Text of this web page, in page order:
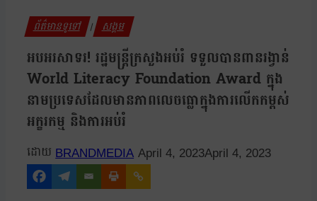
ព័ត៌មានទូទៅ | សង្គម
អបអរសាទរ! រដ្ឋមន្ត្រីក្រសួងអប់រំ ទទួលបានពានរង្វាន់
World Literacy Foundation Award ក្នុង
នាមប្រទេសដែលមានភាពលេចធ្លោក្នុងការលើកកម្ពស់
អក្ខរកម្ម និងការអប់រំ
BRANDMEDIA April 4, 2023April 4, 2023